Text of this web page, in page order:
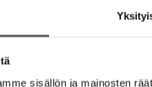
sisällön ja mainosten
57,70€ 45,98€(alv